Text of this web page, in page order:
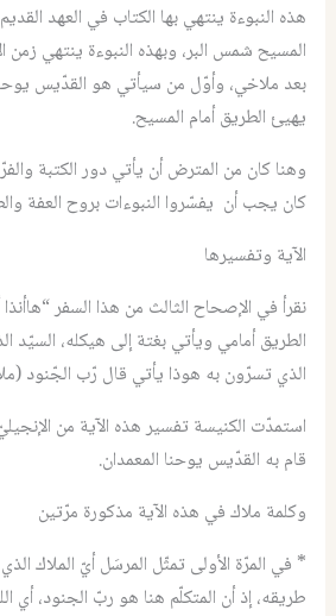
هذه النبوءة ينتهي بها الكتاب في العهد
المسيح شمس البر، وبهذه النبوءة ينتهي زمن
بعد ملاخي، وأوّل من سيأتي هو القدّيس يوحنا
يهيئ الطريق أمام المسيح.
وهنا كان من المترض أن يأتي دور الكتبة
كان يجب أن يفسّروا النبوءات بروح العفة
الآية وتفسيرها
نقرأ في الإصحاح الثالث من هذا السفر
الطريق أمامي ويأتي بغتة إلى هيكله، السيّد
الذي تسرّون به هوذا يأتي قال رّب الجّنود
قام به القدّيس يوحنا المعمدان.
وكلمة ملاك في هذه الآية مذكورة مرّتين
* في المرّة الأولى تمثّل المرسَل أيّ الملاك
طريقه، إذ أن المتكلّم هنا هو ربّ الجنود، أي